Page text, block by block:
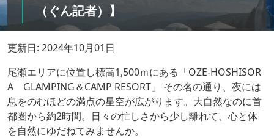
（ぐん記者）】
更新日: 2024年10月01日
尾瀬エリアに位置し標高1,500ｍにある「OZE-HOSHISOR
A GLAMPING＆CAMP RESORT」 その名の通り、夜には
息をのむほどの満点の星空が広がります。大自然なのに首
都圏から約2時間。日々の忙しさから少し離れて、心と体
を自然にゆだねてみませんか。